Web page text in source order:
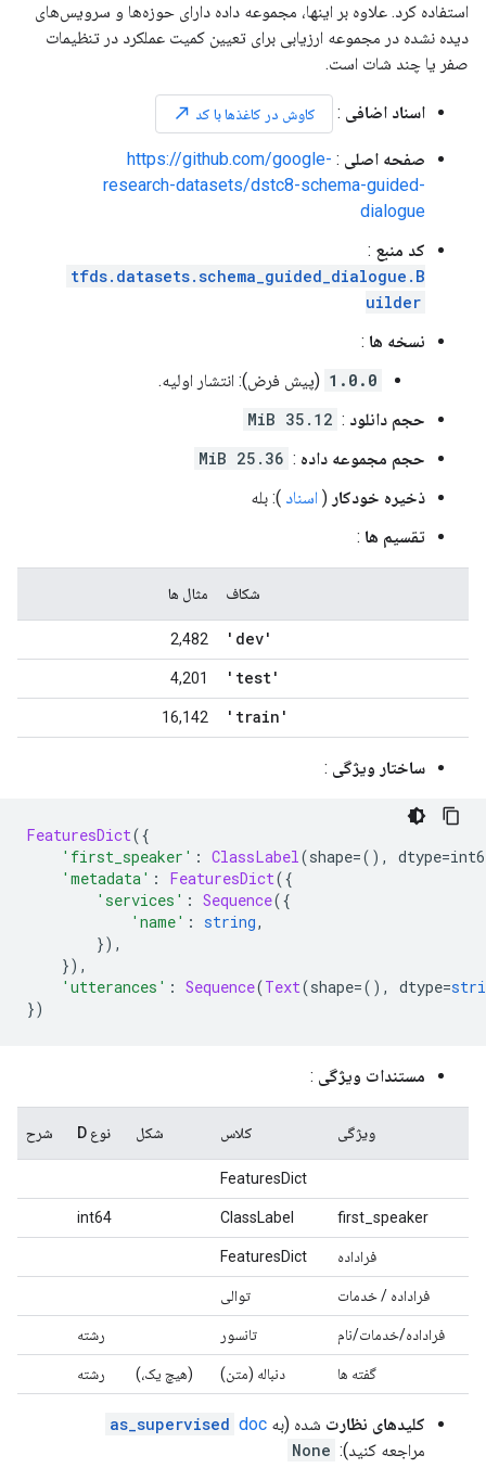
استفاده کرد. علاوه بر اینها، مجموعه داده دارای حوزه‌ها و سرویس‌های
دیده نشده در مجموعه ارزیابی برای تعیین کمیت عملکرد در تنظیمات
صفر یا چند شات است.
اسناد اضافی : کاوش در کاغذها با کد north_east
صفحه اصلی :
https://github.com/google-
research-datasets/dstc8-schema-guided-
dialogue
کد منبع :
tfds.datasets.schema_guided_dialogue.B
uilder
نسخه ها :
1.0.0 (پیش فرض): انتشار اولیه.
حجم دانلود :
35.12 MiB
حجم مجموعه داده :
25.36 MiB
ذخیره خودکار ( اسناد ): بله
تقسیم ها :
شکاف مثال ها
'dev'
2,482
'test'
4,201
'train'
16,142
ساختار ویژگی :
FeaturesDict({
'first_speaker' : ClassLabel(shape=(), dtype=
'metadata' : FeaturesDict({
'services' : Sequence({
'name' : string,
}),
}),
'utterances' : Sequence(Text(shape=(), dtype=
})
مستندات ویژگی :
ویژگی کلاس شکل نوع D شرح
FeaturesDict
first_speaker
ClassLabel
int64
فراداده FeaturesDict
فراداده / خدمات توالی
فراداده/خدمات/نام تانسور رشته
گفته ها دنباله (متن) (هیچ یک،) رشته
کلیدهای نظارت شده (به as_supervised doc
مراجعه کنید): None